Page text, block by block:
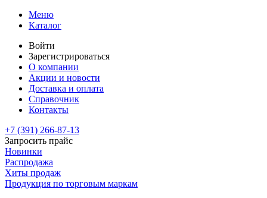
Меню
Каталог
Войти
Зарегистрироваться
О компании
Акции и новости
Доставка и оплата
Справочник
Контакты
+7 (391) 266-87-13
Запросить прайс
Новинки
Распродажа
Хиты продаж
Продукция по торговым маркам